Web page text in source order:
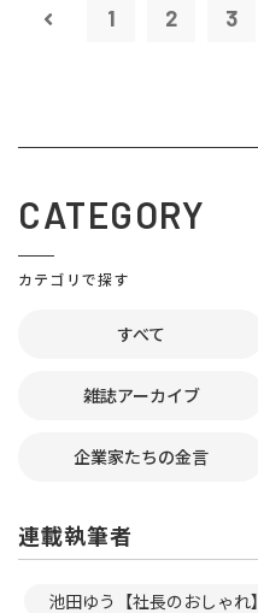
1 2 3
CATEGORY
カテゴリで探す
すべて
雑誌アーカイブ
企業家たちの金言
連載執筆者
池田ゆう【社長のおしゃれ】